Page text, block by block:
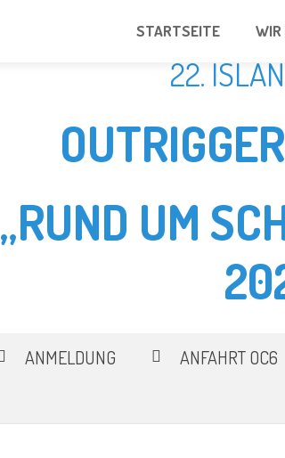
STARTSEITE WIR
22.
„RUND UM
ANMELDUNG ANFAHRT OC6